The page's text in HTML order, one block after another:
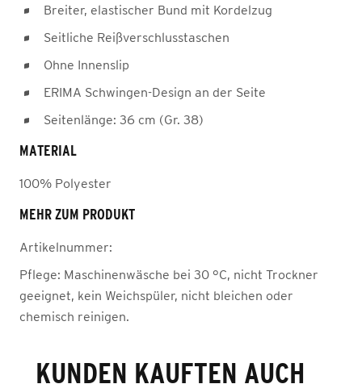
Breiter, elastischer Bund mit Kordelzug
Seitliche Reißverschlusstaschen
Ohne Innenslip
ERIMA Schwingen-Design an der Seite
Seitenlänge: 36 cm (Gr. 38)
MATERIAL
100% Polyester
MEHR ZUM PRODUKT
Artikelnummer:
Pflege: Maschinenwäsche bei 30 °C, nicht Trockner
geeignet, kein Weichspüler, nicht bleichen oder
chemisch reinigen.
KUNDEN KAUFTEN AUCH